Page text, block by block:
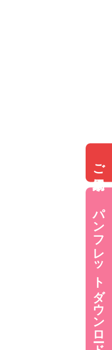
ご来場予約
パンフレットダウンロード